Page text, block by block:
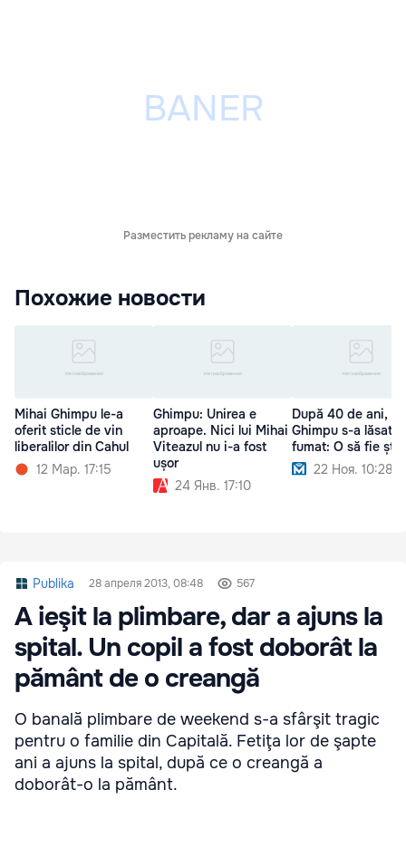
Разместить рекламу на сайте
Похожие новости
Mihai Ghimpu le-a
oferit sticle de vin
liberalilor din Cahul
12 Мар. 17:15
Ghimpu: Unirea e
aproape. Nici lui Mihai
Viteazul nu i-a fost
ușor
24 Янв. 17:10
După 40 de ani,
Ghimpu s-a lăsat
fumat: O să fie
22 Ноя. 10:28
Publika 28 апреля 2013, 08:48 567
A ieşit la plimbare, dar a ajuns la
spital. Un copil a fost doborât la
pământ de o creangă
O banală plimbare de weekend s-a sfârşit tragic
pentru o familie din Capitală. Fetiţa lor de şapte
ani a ajuns la spital, după ce o creangă a
doborât-o la pământ.